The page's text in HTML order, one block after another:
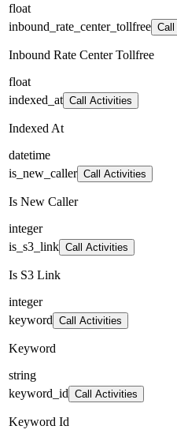
float
inbound_rate_center_tollfree
Inbound Rate Center Tollfree
float
indexed_at Call Activities
Indexed At
datetime
is_new_caller Call Activities
Is New Caller
integer
is_s3_link Call Activities
Is S3 Link
integer
keyword Call Activities
Keyword
string
keyword_id Call Activities
Keyword Id